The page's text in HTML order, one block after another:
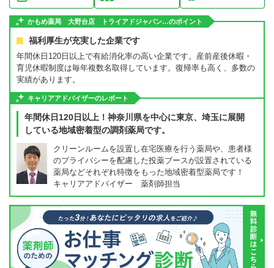
かもめ薬局 大野台店 トライアドジャパン…のポイント
福利厚生が充実した企業です
年間休日120日以上で有給消化率の高い企業です。産前産後休暇・
育児休暇制度は毎年複数名取得しています。復帰率も高く、多数の
実績があります。
キャリアアドバイザーのレポート
年間休日120日以上！神奈川県を中心に東京、埼玉に展開
している地域密着型の調剤薬局です。
クリーンルームを設置し在宅医療を行う薬局や、患者様
のプライバシーを配慮した投薬ブースが設置されている
薬局などそれぞれ特徴をもった地域密着型薬局です！
キャリアアドバイザー 薬剤師担当